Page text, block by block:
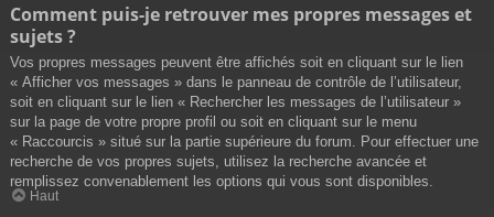
Comment puis-je retrouver mes propres messages et
sujets ?
Vos propres messages peuvent être affichés soit en cliquant sur le lien
« Afficher vos messages » dans le panneau de contrôle de l’utilisateur,
soit en cliquant sur le lien « Rechercher les messages de l’utilisateur »
sur la page de votre propre profil ou soit en cliquant sur le menu
« Raccourcis » situé sur la partie supérieure du forum. Pour effectuer une
recherche de vos propres sujets, utilisez la recherche avancée et
remplissez convenablement les options qui vous sont disponibles.
Haut